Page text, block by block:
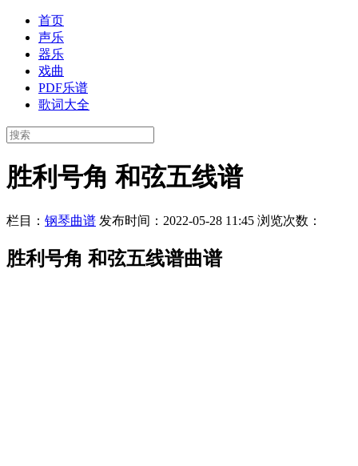
首页
声乐
器乐
戏曲
PDF乐谱
歌词大全
胜利号角 和弦五线谱
栏目： 钢琴曲谱 发布时间：2022-05-28 11:45 浏览次数：
胜利号角 和弦五线谱曲谱